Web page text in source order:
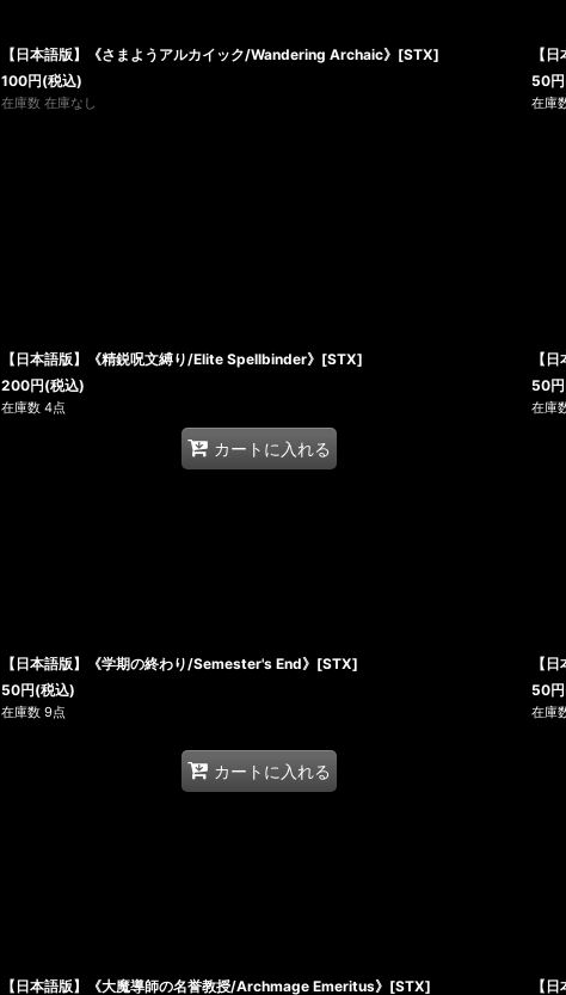
【日本語版】《さまようアルカイック/Wandering Archaic》[STX]
100円(税込)
在庫数 在庫なし
【
50円
在庫
【日本語版】《精鋭呪文縛り/Elite Spellbinder》[STX]
200円(税込)
在庫数 4点
カートに入れる
【
50円
在庫
【日本語版】《学期の終わり/Semester's End》[STX]
50円(税込)
在庫数 9点
カートに入れる
【
50円
在庫
【日本語版】《大魔導師の名誉教授/Archmage Emeritus》[STX]
【